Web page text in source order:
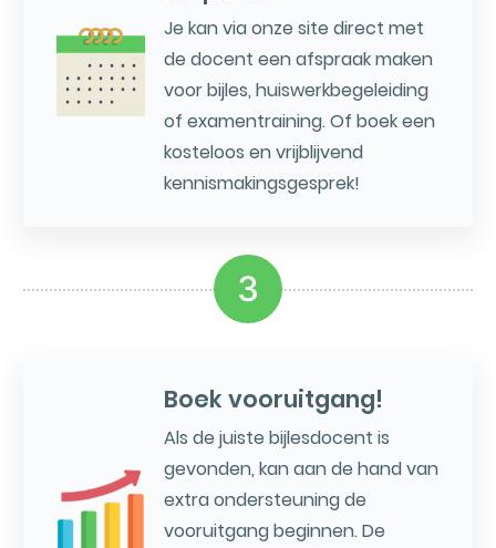
Je kan via onze site direct met
de docent een afspraak maken
voor bijles, huiswerkbegeleiding
of examentraining. Of boek een
kosteloos en vrijblijvend
kennismakingsgesprek!
3
Boek vooruitgang!
Als de juiste bijlesdocent is
gevonden, kan aan de hand van
extra ondersteuning de
vooruitgang beginnen. De